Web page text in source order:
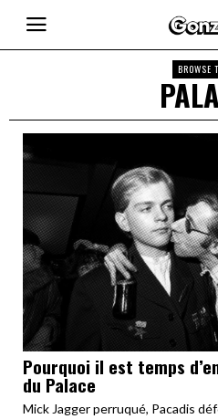
BROWSE
Pourquoi il est temps
du Palace
Mick Jagger perruqué, Pacadis